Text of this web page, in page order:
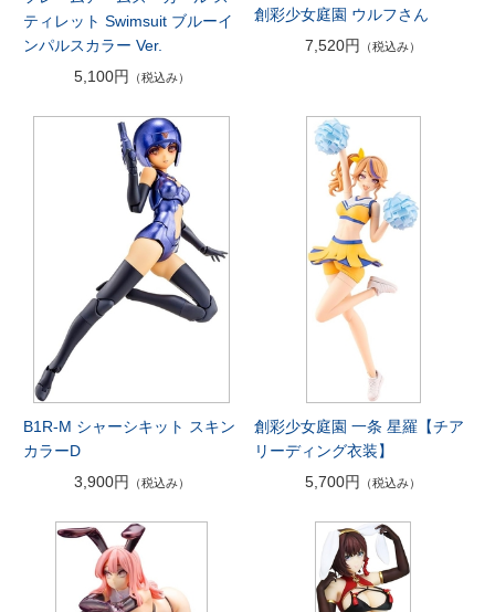
ティレット Swimsuit ブルーイ
ンパルスカラー Ver.
5,100円
（税込み）
創彩少女庭園 ウルフさん
7,520円
（税込み）
B1R-M シャーシキット スキン
カラーD
3,900円
（税込み）
創彩少女庭園 一条 星羅【チア
リーディング衣装】
5,700円
（税込み）